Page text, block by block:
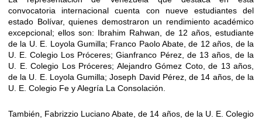
convocatoria internacional cuenta con nueve estudiantes del
estado Bolívar, quienes demostraron un rendimiento académico
excepcional; ellos son: Ibrahim Rahwan, de 12 años, estudiante
de la U. E. Loyola Gumilla; Franco Paolo Abate, de 12 años, de la
U. E. Colegio Los Próceres; Gianfranco Pérez, de 13 años, de la
U. E. Colegio Los Próceres; Alejandro Gómez Coto, de 13 años,
de la U. E. Loyola Gumilla; Joseph David Pérez, de 14 años, de la
U. E. Colegio Fe y Alegría La Consolación.
También, Fabrizzio Luciano Abate, de 14 años, de la U. E. Colegio